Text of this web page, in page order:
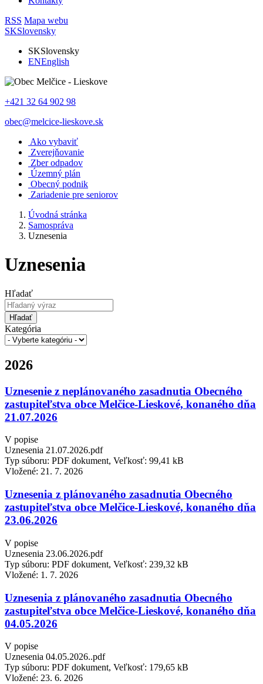
RSS Mapa webu
SKSlovensky
SKSlovensky
ENEnglish
+421 32 64 902 98
obec@melcice-lieskove.sk
Ako vybaviť
Zverejňovanie
Zber odpadov
Územný plán
Obecný podnik
Zariadenie pre seniorov
Úvodná stránka
Samospráva
Uznesenia
Uznesenia
Hľadať
Hľadať
Kategória
2026
Uznesenie z neplánovaného zasadnutia Obecného
zastupiteľstva obce Melčice-Lieskové, konaného dňa
21.07.2026
V popise
Uznesenia 21.07.2026.pdf
Typ súboru: PDF dokument, Veľkosť: 99,41 kB
Vložené: 21. 7. 2026
Uznesenia z plánovaného zasadnutia Obecného
zastupiteľstva obce Melčice-Lieskové, konaného dňa
23.06.2026
V popise
Uznesenia 23.06.2026.pdf
Typ súboru: PDF dokument, Veľkosť: 239,32 kB
Vložené: 1. 7. 2026
Uznesenia z plánovaného zasadnutia Obecného
zastupiteľstva obce Melčice-Lieskové, konaného dňa
04.05.2026
V popise
Uznesenia 04.05.2026..pdf
Typ súboru: PDF dokument, Veľkosť: 179,65 kB
Vložené: 23. 6. 2026